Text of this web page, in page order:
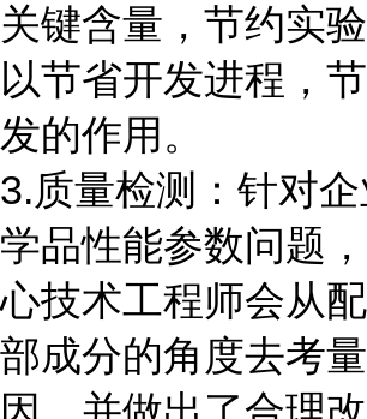
关键含量，节约实
以节省开发进程，
发的作用。
3.质量检测：针对
学品性能参数问题
心技术工程师会从
部成分的角度去考